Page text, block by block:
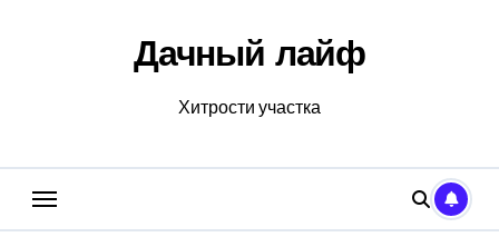
Дачный лайф
Хитрости участка